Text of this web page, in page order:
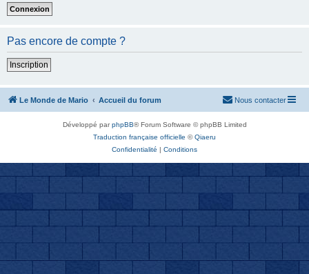
Pas encore de compte ?
Inscription
Le Monde de Mario Accueil du forum Nous contacter
Développé parphpBB® Forum Software © phpBB Limited
Traduction française officielle ©Qiaeru
Confidentialité | Conditions